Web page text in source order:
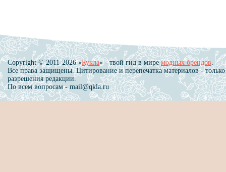
Copyright © 2011-2026 «Кукла» - твой гид в миремодных брендов
Все права защищены. Цитирование и перепечатка материалов - только
разрешения редакции.
По всем вопросам - mail@qkla.ru